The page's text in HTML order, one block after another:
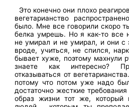
Это конечно они плохо
вегетарианство
было. Мне все говорили скоро
белка умрешь. Но я как-то все
не умирал и не умирал, и они с
вроде, учиться, не спился,
бывает хуже, поэтому махнули
знаете как интересно?
отказываться от
потому что потом уже надо
достаточно жесткие
образ жизни тот же, который